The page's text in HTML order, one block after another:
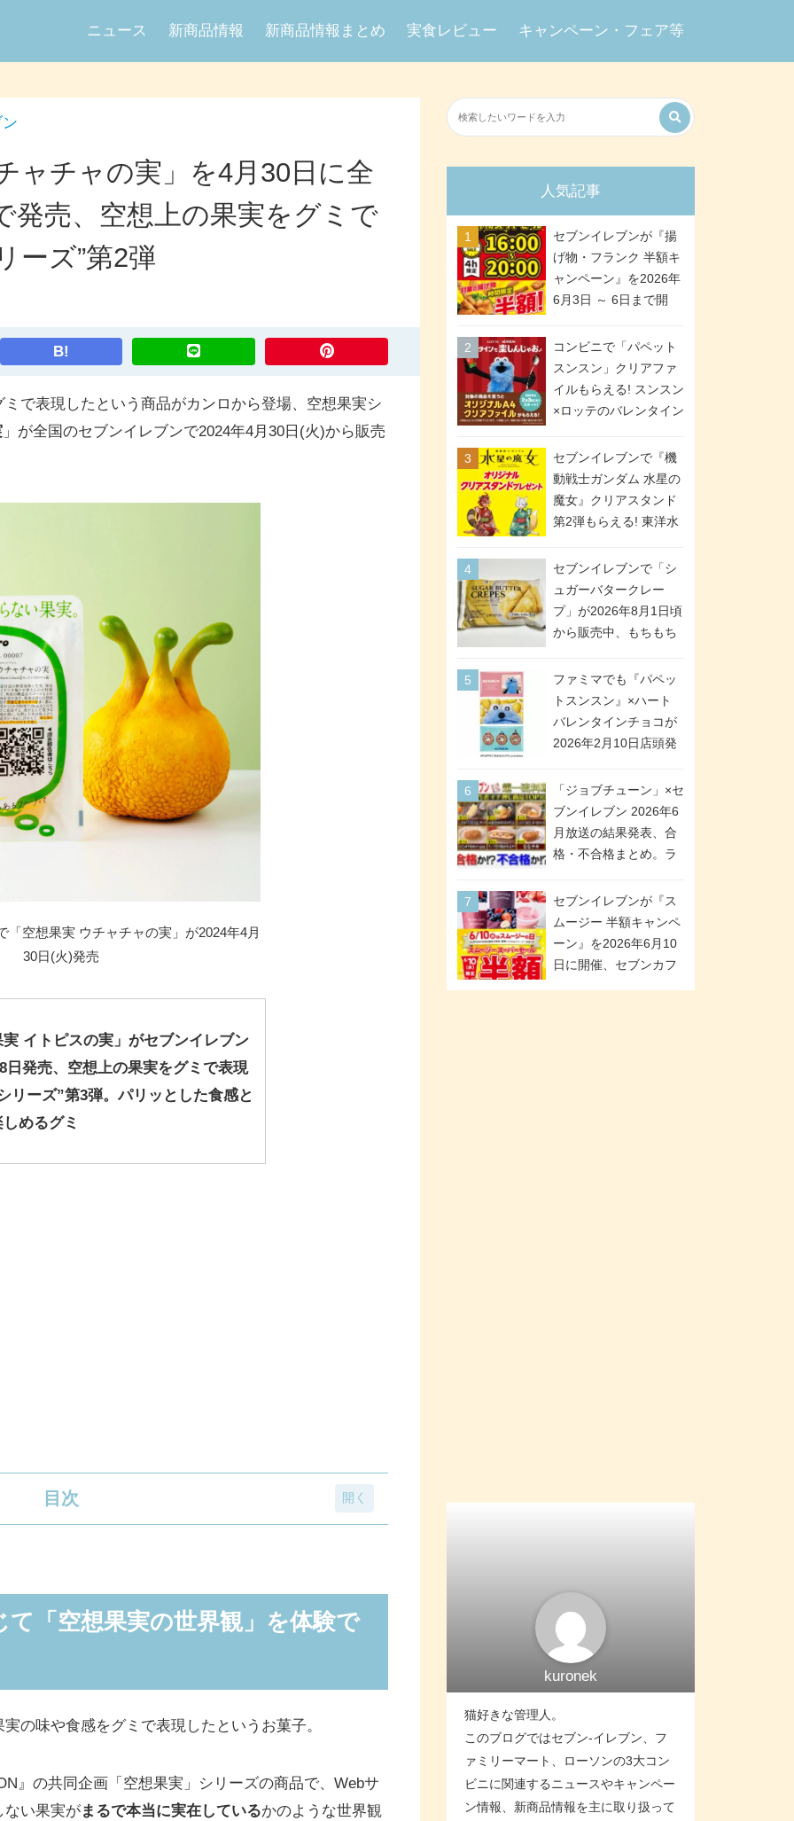
ニュース 新商品情報 新商品情報まとめ 実食レビュー キャンペーン・フェア等
ャチャの実」を4月30日に全
発売、空想上の果実をグミで
ーズ”第2弾
B!
で表現したという商品がカンロから登場、空想果実シ
」が全国のセブンイレブンで2024年4月30日(火)から販売
「空想果実 ウチャチャの実」が2024年4月
30日(火)発売
イトピスの実」がセブンイレブン
日発売、空想上の果実をグミで表現
リーズ”第3弾。パリッとした食感と
めるグミ
目次
「空想果実の世界観」を体験で
の味や食感をグミで表現したというお菓子。
』の共同企画「空想果実」シリーズの商品で、Webサ
ない果実がまるで本当に実在しているかのような世界観
人気記事
セブンイレブンが『揚
げ物・フランク 半額キ
ャンペーン』を2026年
6月3日 ～ 6日まで開
などが「揚げ物スーパ
ーセール」でお得に! 各
日16:00 ～ 20:00の4時
間限定で実施。ななチ
メリカンドッグが税抜
き69円!
コンビニで「パペット
スンスン」クリアファ
イルもらえる! スンスン
×ロッテのバレンタイン
スタート。セブン、フ
ァミマ、ローソンの3社
で異なるデザイン＆対
象商品
セブンイレブンで『機
動戦士ガンダム 水星の
魔女』クリアスタンド
第2弾もらえる! 東洋水
ペーンが2026年5月26
日スタート。浴衣＆た
ぬき・キツネ姿のスレ
ッタ / ミオリネ / グエ
号・5号) / シャディク
ドになって登場!
セブンイレブンで「シ
ュガーバタークレー
プ」が2026年8月1日頃
から販売中、もちもち
シュガー＆バターをレ
ンジアップで手軽に楽
しめる冷凍食品。2個入
り
ファミマでも『パペッ
トスンスン』×ハート
バレンタインチョコが
2026年2月10日店頭発
チョコ」「チョコ缶」
「ツインギフト」が登
場
「ジョブチューン」×セ
ブンイレブン 2026年6
月放送の結果発表、合
格・不合格まとめ。ラ
合格「金のハンバー
グ」。満場一致合格数
は6商品、合格数は2商
品。TVerでの見逃し配
セブンイレブンが『ス
ムージー 半額キャンペ
ーン』を2026年6月10
日に開催、セブンカフ
kuronek
猫好きな管理人。
このブログではセブン-イレブン、フ
ァミリーマート、ローソンの3大コン
ビニに関連するニュースやキャンペー
ン情報、新商品情報を主に取り扱って